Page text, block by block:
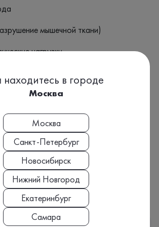
мышечной ткани)
нагрузки
Головокружение Боль в мышцах
Темная моча Боль в груди Отеки
Миогемоглобин, Мышечный
Инфаркт миокарда
находитесь в городе
Москва
Москва
Санкт-Петербург
Новосибирск
Нижний Новгород
Екатеринбург
Самара